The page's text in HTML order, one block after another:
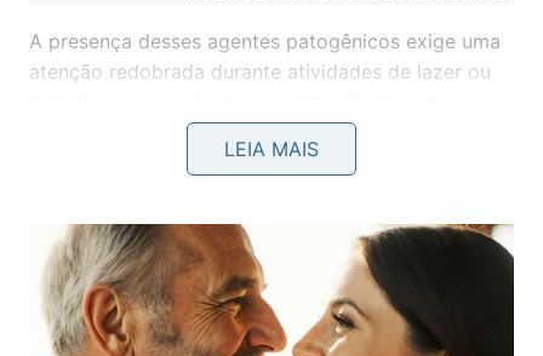
A presença desses agentes patogênicos exige uma
atenção redobrada durante atividades de lazer ou
recursos naturais brutos. Manter a vigilância sobre a
qualidade do ambiente é a primeira linha de defesa
organismo.
LEIA MAIS